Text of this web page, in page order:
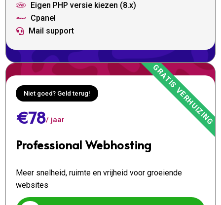
 Eigen PHP versie kiezen (8.x)
 Cpanel
 Mail support
Niet goed? Geld terug!
€78/ jaar
Professional Webhosting
Meer snelheid, ruimte en vrijheid voor groeiende
websites